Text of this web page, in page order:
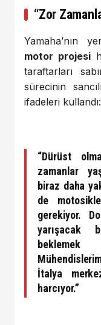
“Zor
Yamaha’nın
motor projesi
taraftarları
sürecinin
ifadeleri kullandı:
“Dürüst
zamanlar
biraz daha
de
gerekiyor.
yarışacak
İtalya
harcıyor.”